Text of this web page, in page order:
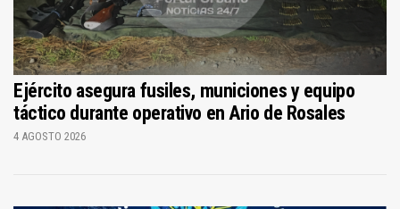
Ejército asegura fusiles, municiones y equipo
táctico durante operativo en Ario de Rosales
4 AGOSTO 2026